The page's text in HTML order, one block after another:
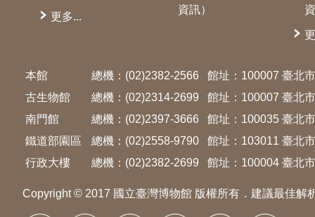
更多...
資訊）
本館 總機：(02)2382-2566
館址：100007 臺北
古生物館
總機：(02)2314-2699
館址：100007 臺北
南門館
總機：(02)2397-3666
館址：100035 臺北
鐵道部園區
總機：(02)2558-9790
館址：103011 臺北
行政大樓
總機：(02)2382-2699 館址：100004 臺北
Copyright © 2017 國立臺灣博物館 版權所有．建議最佳解